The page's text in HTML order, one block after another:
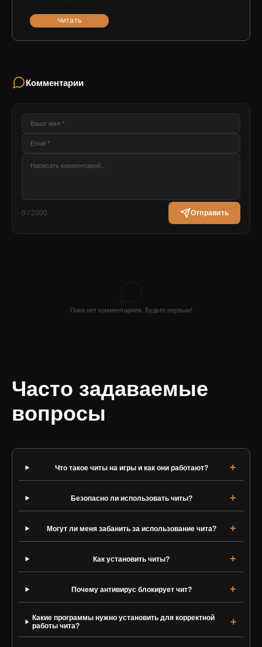
Читать
Комментарии
0 / 2000 Отправить
Пока нет комментариев. Будьте первым!
Часто задаваемые
вопросы
Что такое читы на игры и как они работают?
Безопасно ли использовать читы?
Могут ли меня забанить за использование чита?
Как установить читы?
Почему антивирус блокирует чит?
Какие программы нужно установить для корректной
работы чита?